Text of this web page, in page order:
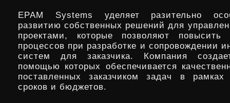
EPAM Systems уделяет разительно
развитию собственных решений для
проектами, которые позволяют повысить
процессов при разработке и сопровождении
систем для заказчика. Компания
помощью которых обеспечивается
поставленных заказчиком задач в рамках
сроков и бюджетов.